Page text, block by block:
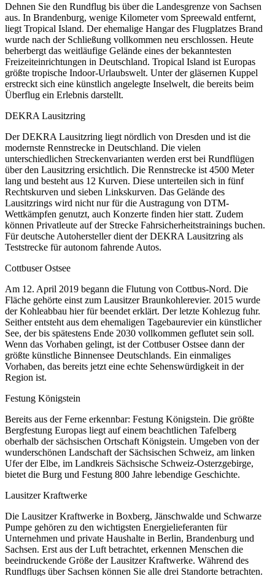
Dehnen Sie den Rundflug bis über die Landesgrenze von Sachsen
aus. In Brandenburg, wenige Kilometer vom Spreewald entfernt,
liegt Tropical Island. Der ehemalige Hangar des Flugplatzes Brand
wurde nach der Schließung vollkommen neu erschlossen. Heute
beherbergt das weitläufige Gelände eines der bekanntesten
Freizeiteinrichtungen in Deutschland. Tropical Island ist Europas
größte tropische Indoor-Urlaubswelt. Unter der gläsernen Kuppel
erstreckt sich eine künstlich angelegte Inselwelt, die bereits beim
Überflug ein Erlebnis darstellt.
DEKRA Lausitzring
Der DEKRA Lausitzring liegt nördlich von Dresden und ist die
modernste Rennstrecke in Deutschland. Die vielen
unterschiedlichen Streckenvarianten werden erst bei Rundflügen
über den Lausitzring ersichtlich. Die Rennstrecke ist 4500 Meter
lang und besteht aus 12 Kurven. Diese unterteilen sich in fünf
Rechtskurven und sieben Linkskurven. Das Gelände des
Lausitzrings wird nicht nur für die Austragung von DTM-
Wettkämpfen genutzt, auch Konzerte finden hier statt. Zudem
können Privatleute auf der Strecke Fahrsicherheitstrainings buchen.
Für deutsche Autohersteller dient der DEKRA Lausitzring als
Teststrecke für autonom fahrende Autos.
Cottbuser Ostsee
Am 12. April 2019 begann die Flutung von Cottbus-Nord. Die
Fläche gehörte einst zum Lausitzer Braunkohlerevier. 2015 wurde
der Kohleabbau hier für beendet erklärt. Der letzte Kohlezug fuhr.
Seither entsteht aus dem ehemaligen Tagebaurevier ein künstlicher
See, der bis spätestens Ende 2030 vollkommen geflutet sein soll.
Wenn das Vorhaben gelingt, ist der Cottbuser Ostsee dann der
größte künstliche Binnensee Deutschlands. Ein einmaliges
Vorhaben, das bereits jetzt eine echte Sehenswürdigkeit in der
Region ist.
Festung Königstein
Bereits aus der Ferne erkennbar: Festung Königstein. Die größte
Bergfestung Europas liegt auf einem beachtlichen Tafelberg
oberhalb der sächsischen Ortschaft Königstein. Umgeben von der
wunderschönen Landschaft der Sächsischen Schweiz, am linken
Ufer der Elbe, im Landkreis Sächsische Schweiz-Osterzgebirge,
bietet die Burg und Festung 800 Jahre lebendige Geschichte.
Lausitzer Kraftwerke
Die Lausitzer Kraftwerke in Boxberg, Jänschwalde und Schwarze
Pumpe gehören zu den wichtigsten Energielieferanten für
Unternehmen und private Haushalte in Berlin, Brandenburg und
Sachsen. Erst aus der Luft betrachtet, erkennen Menschen die
beeindruckende Größe der Lausitzer Kraftwerke. Während des
Rundflugs über Sachsen können Sie alle drei Standorte betrachten.